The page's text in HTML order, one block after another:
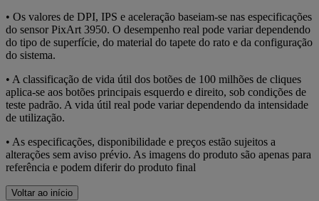
• Os valores de DPI, IPS e aceleração baseiam-se nas especificações
do sensor PixArt 3950. O desempenho real pode variar dependendo
do tipo de superfície, do material do tapete do rato e da configuração
do sistema.
• A classificação de vida útil dos botões de 100 milhões de cliques
aplica-se aos botões principais esquerdo e direito, sob condições de
teste padrão. A vida útil real pode variar dependendo da intensidade
de utilização.
• As especificações, disponibilidade e preços estão sujeitos a
alterações sem aviso prévio. As imagens do produto são apenas para
referência e podem diferir do produto final
Voltar ao início